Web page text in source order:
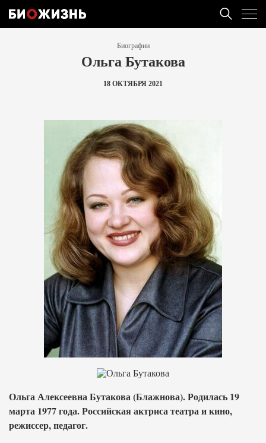
Биографии
Ольга Бутакова
18 ОКТЯБРЯ 2021
Ольга Алексеевна Бутакова (Блажнова). Родилась 19
марта 1977 года. Российская актриса театра и кино,
режиссер, педагог.